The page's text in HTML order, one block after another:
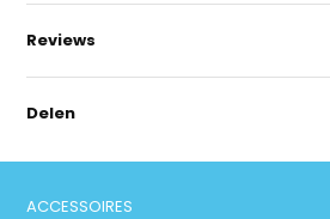
Reviews
Delen
ACCESSOIRES